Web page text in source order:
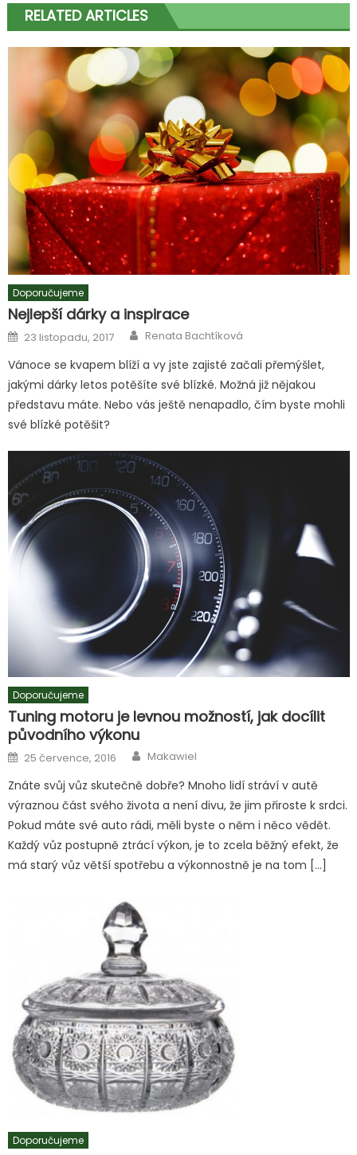
RELATED ARTICLES
Doporučujeme
Nejlepší dárky a inspirace
Posted
on
23 listopadu, 2017 Author
Renata Bachtíková
Vánoce se kvapem blíží a vy jste zajisté začali přemýšlet,
jakými dárky letos potěšíte své blízké. Možná již nějakou
představu máte. Nebo vás ještě nenapadlo, čím byste mohli
své blízké potěšit?
Doporučujeme
Tuning motoru je levnou možností, jak docílit
původního výkonu
Posted
on
25 července, 2016 Author
Makawiel
Znáte svůj vůz skutečně dobře? Mnoho lidí stráví v autě
výraznou část svého života a není divu, že jim přiroste k srdci.
Pokud máte své auto rádi, měli byste o něm i něco vědět.
Každý vůz postupně ztrácí výkon, je to zcela běžný efekt, že
má starý vůz větší spotřebu a výkonnostně je na tom […]
Doporučujeme